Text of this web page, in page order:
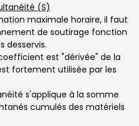
(S)
maximale horaire, il faut
de soutirage fonction
desservis.
est "dérivée" de la
fortement utilisée par les
s'applique à la somme
cumulés des matériels